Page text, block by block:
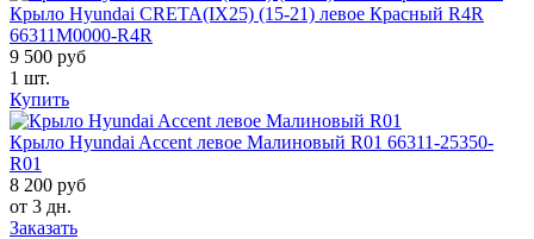
Крыло Hyundai CRETA(IX25) (15-21) левое Красный R4R
66311M0000-R4R
9 500 руб
1 шт.
Купить
Крыло Hyundai Accent левое Малиновый R01 66311-25350-
R01
8 200 руб
от 3 дн.
Заказать